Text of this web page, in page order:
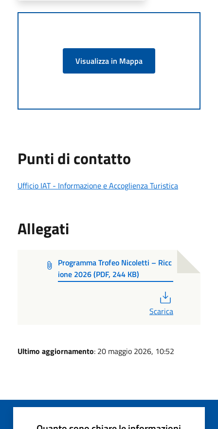
Visualizza in Mappa
Punti di contatto
Ufficio IAT - Informazione e Accoglienza Turistica
Allegati
Programma Trofeo Nicoletti – Ricc
ione 2026 (PDF, 244 KB)
Scarica
Ultimo aggiornamento: 20 maggio 2026, 10:52